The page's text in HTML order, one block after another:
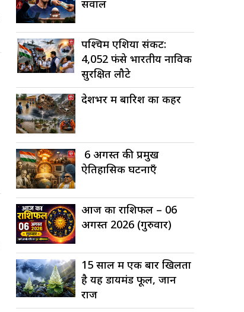
सवाल
पश्चिम एशिया संकट:
4,052 फंसे भारतीय नाविक
सुरक्षित लौटे
देशभर में बारिश का कहर
6 अगस्त की प्रमुख
ऐतिहासिक घटनाएँ
आज का राशिफल – 06
अगस्त 2026 (गुरुवार)
15 साल में एक बार खिलता
है यह डायमंड फूल, जानें
राज